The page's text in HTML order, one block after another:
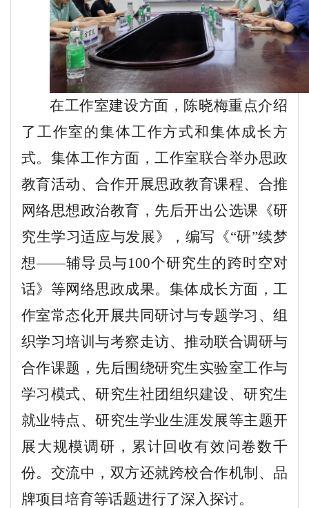
在工作室建设方面，陈晓梅重点介绍
了工作室的集体工作方式和集体成长方
式。集体工作方面，工作室联合举办思政
教育活动、合作开展思政教育课程、合推
网络思想政治教育，先后开出公选课《研
究生学习适应与发展》，编写《“研”续梦
想——辅导员与100个研究生的跨时空对
话》等网络思政成果。集体成长方面，工
作室常态化开展共同研讨与专题学习、组
织学习培训与考察走访、推动联合调研与
合作课题，先后围绕研究生实验室工作与
学习模式、研究生社团组织建设、研究生
就业特点、研究生学业生涯发展等主题开
展大规模调研，累计回收有效问卷数千
份。 交流中，双方还就跨校合作机制、品
牌项目培育等话题进行了深入探讨。